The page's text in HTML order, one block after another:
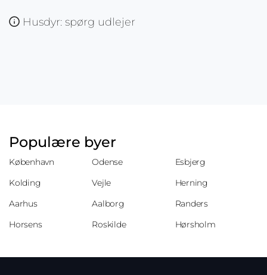
Husdyr: spørg udlejer
Populære byer
København Odense
Esbjerg
Kolding
Vejle
Herning
Aarhus
Aalborg
Randers
Horsens
Roskilde Hørsholm